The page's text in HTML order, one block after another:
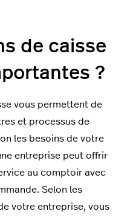
de caisse
?
vous permettent de
et processus de
les besoins de votre
entreprise peut offrir
au comptoir avec
Selon les
votre entreprise, vous